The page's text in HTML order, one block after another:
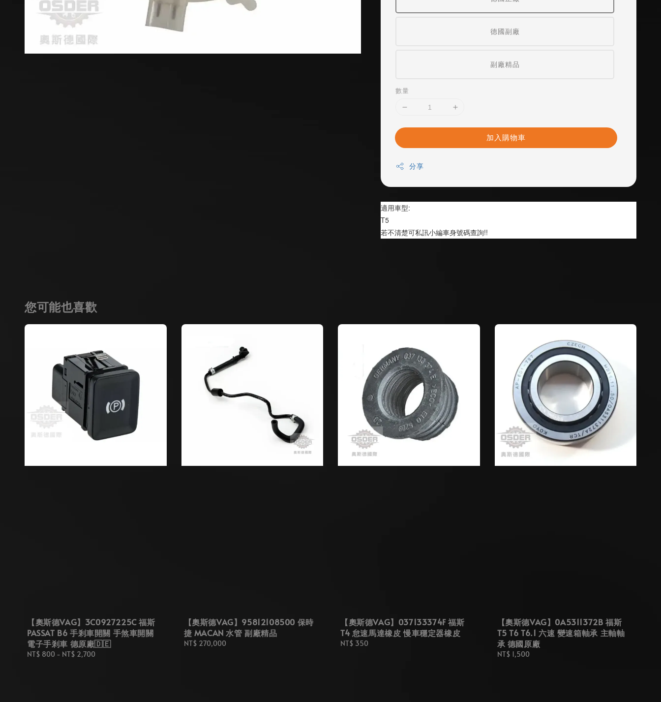
德國副廠
副廠精品
數量
加入購物車
分享
適用車型:
T5
若不清楚可私訊小編車身號碼查詢!!
您可能也喜歡
【奧斯德VAG】3C0927225C 福斯
PASSAT B6 手剎車開關 手煞車開關
電子手剎車 德原廠🇩🇪
Regular
NT$ 800 - NT$ 2,700
【奧斯德VAG】95812108500 保時
捷 MACAN 水管 副廠精品
Regular
NT$ 270,000
【奧斯德VAG】037133374F 福斯
T4 怠速馬達橡皮 慢車穩定器橡皮
Regular
NT$ 350
【奧斯德VAG】0A5311372B 福斯
T5 T6 T6.1 六速 變速箱軸承 主軸軸
承 德國原廠
Regular
NT$ 1,500